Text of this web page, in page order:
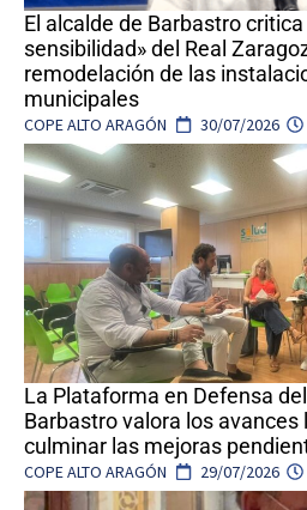
El alcalde de Barbastro
sensibilidad» del Real
remodelación de las
municipales
COPE ALTO ARAGÓN 30/07/2026
La Plataforma en Defensa
Barbastro valora los avances
culminar las mejoras
COPE ALTO ARAGÓN 29/07/2026